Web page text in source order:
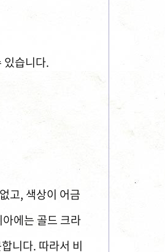
있습니다.
고, 색상이 어금
에는 골드 크라
니다. 따라서 비